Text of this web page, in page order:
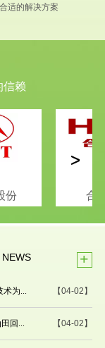
适的解决方案
信赖
份 合
>
NEWS +
【04-02】
术为...
【04-02】
回...